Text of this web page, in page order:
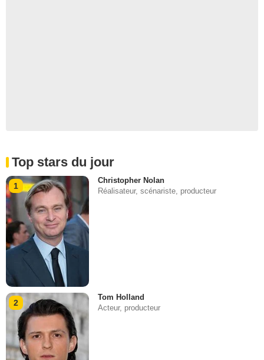
Top stars du jour
1
Christopher Nolan
Réalisateur, scénariste, producteur
2
Tom Holland
Acteur, producteur